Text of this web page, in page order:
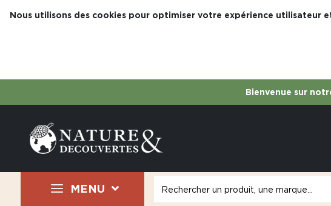
Nous utilisons des cookies pour optimiser votre expérience utilisateur
Bienvenue sur
MENU